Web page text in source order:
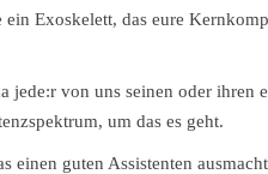
Exoskelett, das eure
jede:r von uns seinen oder ihren
um das es geht.
einen guten Assistenten